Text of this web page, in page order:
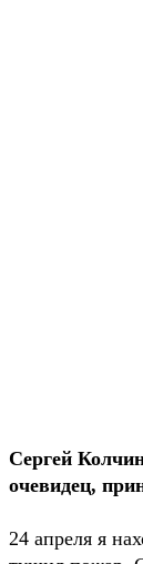
Сергей
очевидец,
24 апреля я